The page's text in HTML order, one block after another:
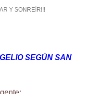
Y SONREÍR!!!
SEGÚN SAN